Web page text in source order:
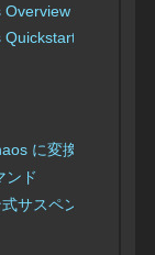
Overview
Quickstart
に変換する方法
ンド
サスペンション ビ